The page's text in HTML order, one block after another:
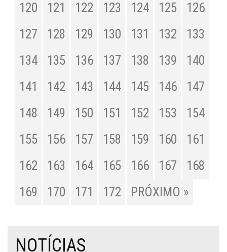
120
121 122 123 124 125
126
127
128 129 130 131 132
133
134
135 136 137 138 139
140
141
142 143 144 145 146
147
148
149 150 151 152 153
154
155
156 157 158 159 160
161
162
163 164 165 166 167
168
169
170 171 172 PRÓXIMO »
NOTÍCIAS